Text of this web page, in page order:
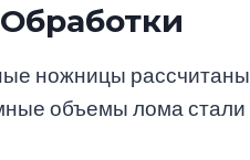
ножницы
объемы лома